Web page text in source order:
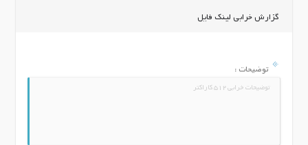
گزارش خرابی لینک فایل
توضیحات :